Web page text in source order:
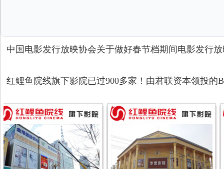
中国电影发行放映协会关于做好春节档期间电影发行
红鲤鱼院线旗下影院已过900多家！由君联资本领投的